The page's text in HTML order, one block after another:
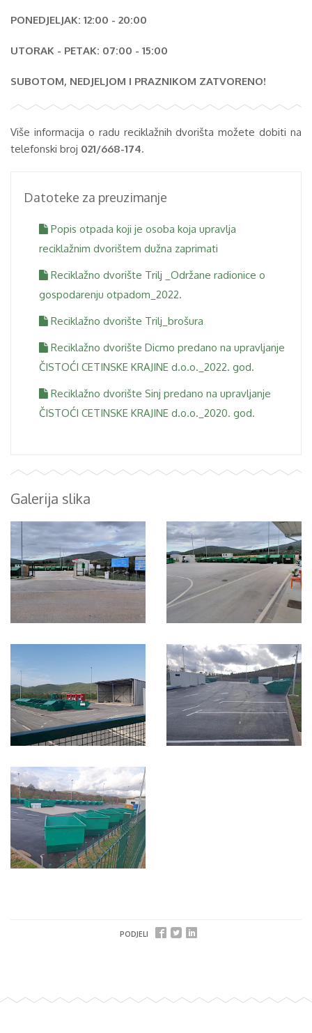
PONEDJELJAK: 12:00 - 20:00
UTORAK - PETAK: 07:00 - 15:00
SUBOTOM, NEDJELJOM I PRAZNIKOM ZATVORENO!
Više informacija o radu reciklažnih dvorišta možete dobiti na
telefonski broj 021/668-174.
Datoteke za preuzimanje
Popis otpada koji je osoba koja upravlja
reciklažnim dvorištem dužna zaprimati
Reciklažno dvorište Trilj _Održane radionice o
gospodarenju otpadom_2022.
Reciklažno dvorište Trilj_brošura
Reciklažno dvorište Dicmo predano na upravljanje
ČISTOĆI CETINSKE KRAJINE d.o.o._2022. god.
Reciklažno dvorište Sinj predano na upravljanje
ČISTOĆI CETINSKE KRAJINE d.o.o._2020. god.
Galerija slika
PODJELI